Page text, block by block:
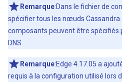
Remarque:Dans le fichier de
spécifier tous les nœuds Cassandra.
composants peuvent être spécifiés
DNS.
Remarque:Edge 4.17.05 a
requis à la configuration utilisé lors